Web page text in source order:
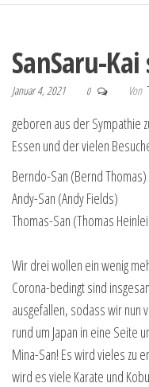
SanSaru-
Januar 4, 2021 0 Von
geboren aus der Sympathie
Essen und der vielen
Berndo-San (Bernd Thomas)
Andy-San (Andy Fields)
Thomas-San (Thomas
Wir drei wollen ein wenig
Corona-bedingt sind
ausgefallen, sodass wir nun
rund um Japan in eine Seite
Mina-San! Es wird vieles zu
wird es viele Karate und